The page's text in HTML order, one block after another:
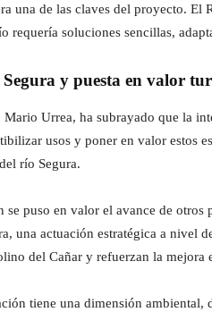
una de las claves del proyecto.
requería soluciones sencillas,
y puesta en valor
Mario Urrea, ha subrayado que la
usos y poner en valor estos
río Segura.
se puso en valor el avance de
una actuación estratégica a nivel
del Cañar y refuerzan la mejora
tiene una dimensión